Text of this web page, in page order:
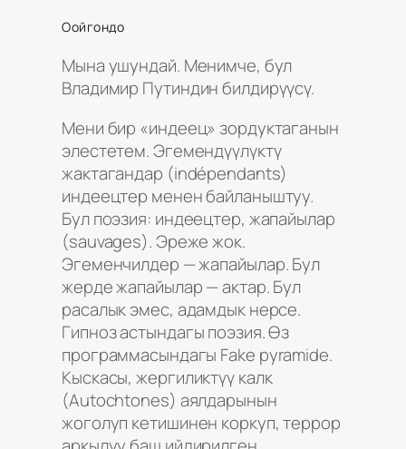
Оойгондо
Мына ушундай. Менимче, бул
Владимир Путиндин билдирүүсү.
Мени бир «индеец» зордуктаганын
элестетем. Эгемендүүлүктү
жактагандар (indépendants)
индеецтер менен байланыштуу.
Бул поэзия: индеецтер, жапайылар
(sauvages). Эреже жок.
Эгеменчилдер — жапайылар. Бул
жерде жапайылар — актар. Бул
расалык эмес, адамдык нерсе.
Гипноз астындагы поэзия. Өз
программасындагы Fake pyramide.
Кыскасы, жергиликтүү калк
(Autochtones) аялдарынын
жоголуп кетишинен коркуп, террор